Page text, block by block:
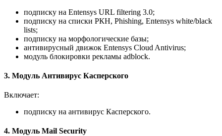
подписку на Entensys URL filtering 3.0;
подписку на списки РКН, Phishing, Entensys white/black
lists;
подписку на морфологические базы;
антивирусный движок Entensys Cloud Antivirus;
модуль блокировки рекламы adblock.
3. Модуль Антивирус Касперского
Включает:
подписку на антивирус Касперского.
4. Модуль Mail Security